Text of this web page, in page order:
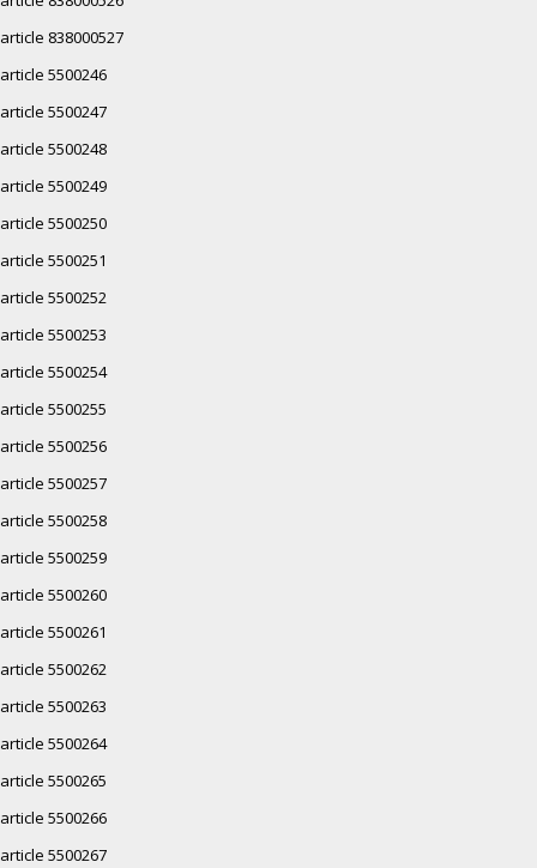
article 838000527
article 5500246
article 5500247
article 5500248
article 5500249
article 5500250
article 5500251
article 5500252
article 5500253
article 5500254
article 5500255
article 5500256
article 5500257
article 5500258
article 5500259
article 5500260
article 5500261
article 5500262
article 5500263
article 5500264
article 5500265
article 5500266
article 5500267